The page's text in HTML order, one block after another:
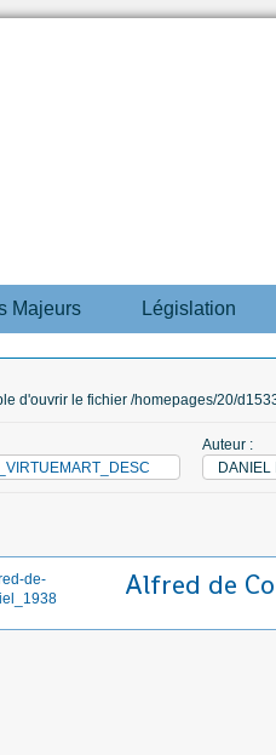
Majeurs Législation
d'ouvrir le fichier /homepages/20/
Auteur :
DANIEL
Alfred de